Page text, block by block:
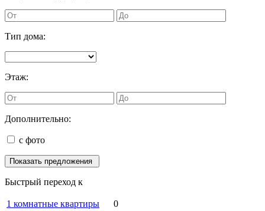
Тип дома:
Этаж:
Дополнительно:
с фото
Быстрый переход к
1 комнатные квартиры 0